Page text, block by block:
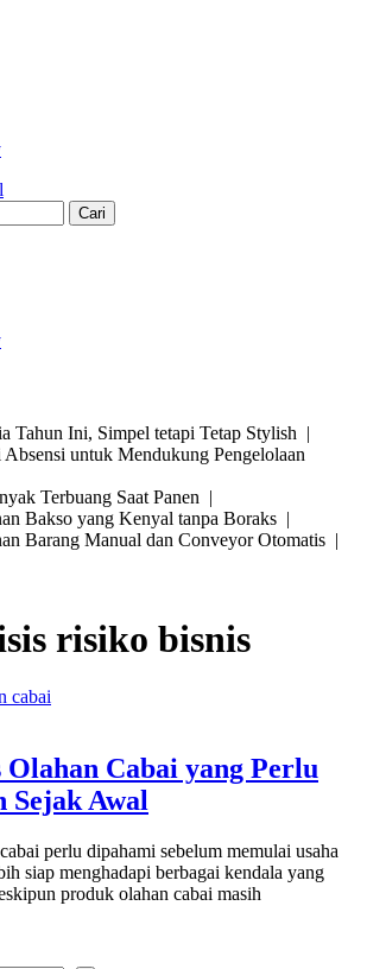
Tahun Ini, Simpel tetapi Tetap Stylish |
untuk Mendukung Pengelolaan
Terbuang Saat Panen |
Bakso yang Kenyal tanpa Boraks |
Barang Manual dan Conveyor Otomatis |
risiko bisnis
Cabai yang Perlu
Awal
perlu dipahami sebelum memulai usaha
siap menghadapi berbagai kendala yang
produk olahan cabai masih